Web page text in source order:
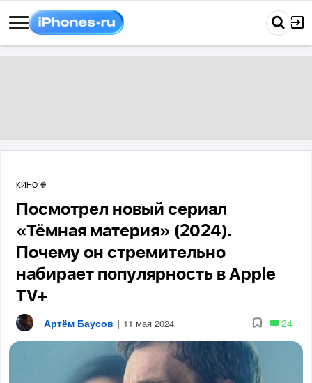
КИНО 🍿
Посмотрел новый сериал
«Тёмная материя» (2024).
Почему он стремительно
набирает популярность в Apple
TV+
Артём Баусов | 11 мая 2024 24